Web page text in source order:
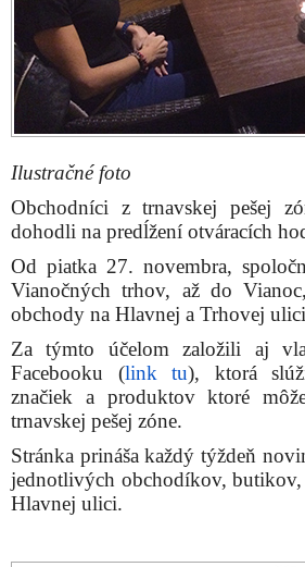
Ilustračné foto
Obchodníci z trnavskej pešej
dohodli na predĺžení otváracích
Od piatka 27. novembra,
Vianočných trhov, až do
obchody na Hlavnej a Trhovej ulici
Za týmto účelom založili aj
Facebooku (link tu), ktorá
značiek a produktov ktoré
trnavskej pešej zóne.
Stránka prináša každý týždeň
jednotlivých obchodíkov,
Hlavnej ulici.